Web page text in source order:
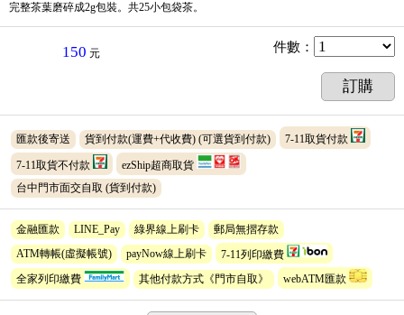
完整茶葉磨碎成2g包裝。共25小包袋茶。
150 元 件數 ：
訂購
匯款後寄送 貨到付款(運費+代收費) (可選貨到付款) 7-11取貨付款
7-11取貨不付款
ezShip超商取貨
台中門市面交自取 (貨到付款)
金融匯款 LINE_Pay 綠界線上刷卡
郵局無摺存款
ATM轉帳(虛擬帳號)
payNow線上刷卡 7-11列印繳費
全家列印繳費 其他付款方式《門市自取》 webATM匯款